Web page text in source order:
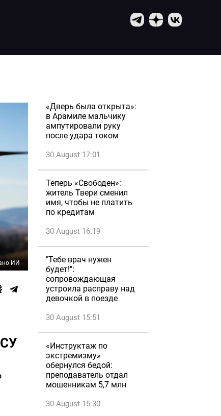
ИИ
«Дверь была открыта»:
в Арамиле мальчику
ампутировали руку
после удара током
30 August 17:01
Теперь «Свободен»:
житель Твери сменил
имя, чтобы не платить
по кредитам
30 August 16:19
"Тебе врач нужен
будет!":
сопровождающая
устроила расправу над
девочкой в поезде
30 August 15:51
«Инструктаж по
экстремизму»
обернулся бедой:
преподаватель отдал
мошенникам 5,7 млн
30 August 15:30